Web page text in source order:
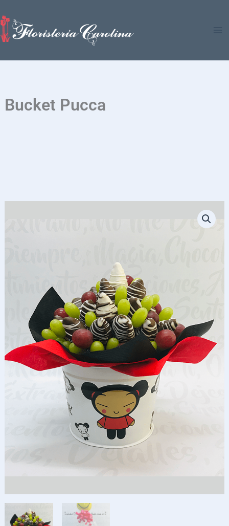
al
contenido
Bucket Pucca